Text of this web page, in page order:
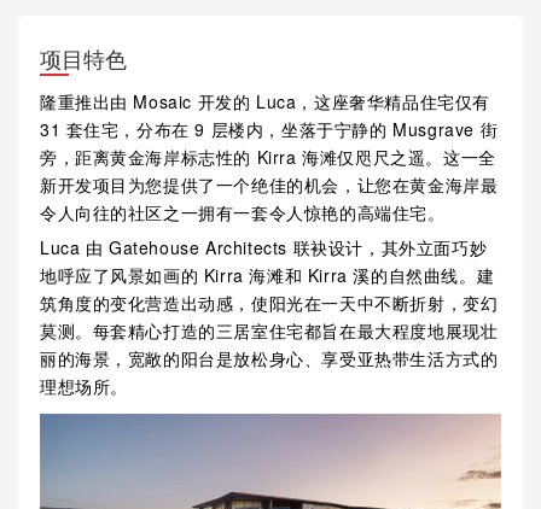
项目特色
隆重推出由 Mosaic 开发的 Luca，这座奢华精品住宅仅有
31 套住宅，分布在 9 层楼内，坐落于宁静的 Musgrave 街
旁，距离黄金海岸标志性的 Kirra 海滩仅咫尺之遥。这一全
新开发项目为您提供了一个绝佳的机会，让您在黄金海岸最
令人向往的社区之一拥有一套令人惊艳的高端住宅。
Luca 由 Gatehouse Architects 联袂设计，其外立面巧妙
地呼应了风景如画的 Kirra 海滩和 Kirra 溪的自然曲线。建
筑角度的变化营造出动感，使阳光在一天中不断折射，变幻
莫测。每套精心打造的三居室住宅都旨在最大程度地展现壮
丽的海景，宽敞的阳台是放松身心、享受亚热带生活方式的
理想场所。